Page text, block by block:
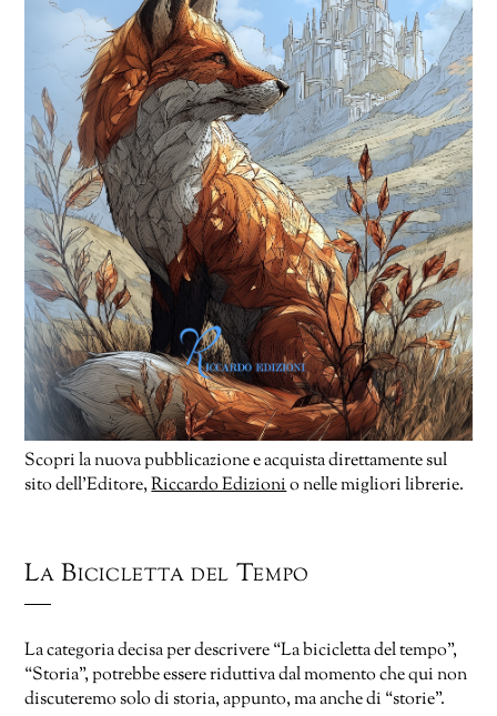
Scopri la nuova pubblicazione e acquista direttamente sul
sito dell’Editore,Riccardo Edizionio nelle migliori librerie.
La Bicicletta del Tempo
La categoria decisa per descrivere “La bicicletta del tempo”,
“Storia”, potrebbe essere riduttiva dal momento che qui non
discuteremo solo di storia, appunto, ma anche di “storie”.